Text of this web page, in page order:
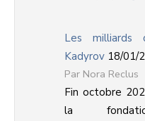
Les milliards
Kadyrov 18/01/
Nora Reclus
Fin octobre
la